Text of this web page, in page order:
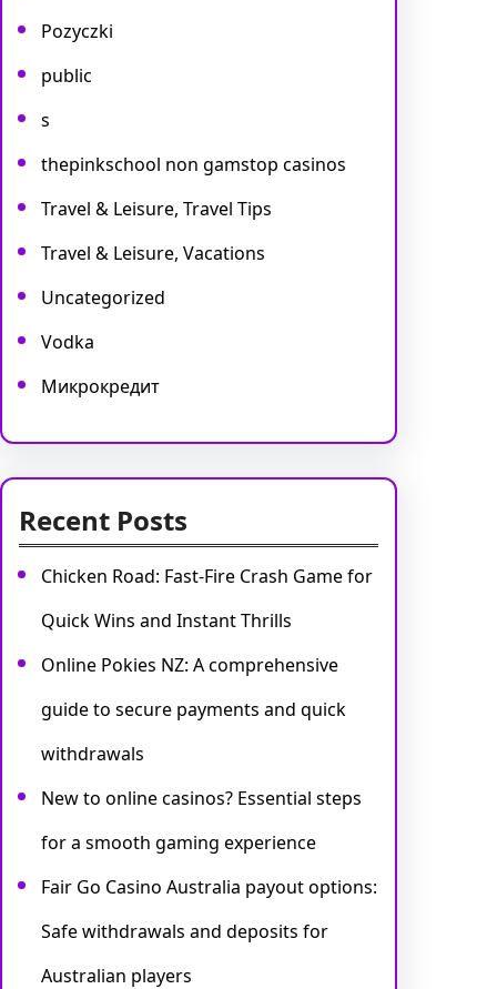
Pozyczki
public
s
thepinkschool non gamstop casinos
Travel & Leisure, Travel Tips
Travel & Leisure, Vacations
Uncategorized
Vodka
Микрокредит
Recent Posts
Chicken Road: Fast‑Fire Crash Game for
Quick Wins and Instant Thrills
Online Pokies NZ: A comprehensive
guide to secure payments and quick
withdrawals
New to online casinos? Essential steps
for a smooth gaming experience
Fair Go Casino Australia payout options:
Safe withdrawals and deposits for
Australian players